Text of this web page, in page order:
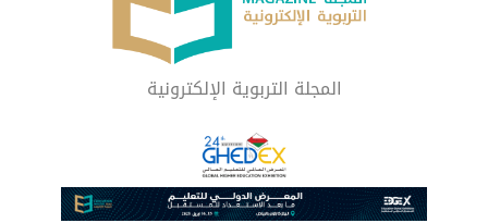
المجلة التربوية الإلكترونية